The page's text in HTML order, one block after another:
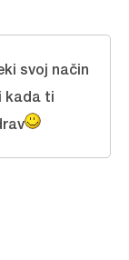
svoj način
kada ti